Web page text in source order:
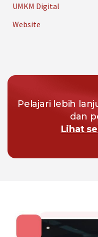
UMKM Digital
Website
Pelajari lebih
dan
Lihat